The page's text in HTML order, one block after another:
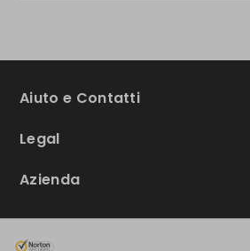
Aiuto e Contatti
Legal
Azienda